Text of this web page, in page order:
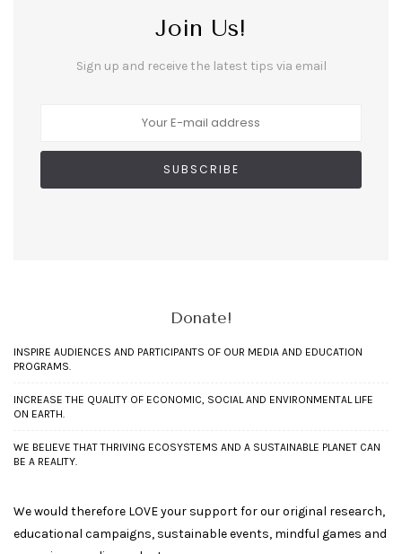
Join Us!
Sign up and receive the latest tips via email
Donate!
INSPIRE AUDIENCES AND PARTICIPANTS OF OUR MEDIA AND EDUCATION
PROGRAMS.
INCREASE THE QUALITY OF ECONOMIC, SOCIAL AND ENVIRONMENTAL LIFE
ON EARTH.
WE BELIEVE THAT THRIVING ECOSYSTEMS AND A SUSTAINABLE PLANET CAN
BE A REALITY.
We would therefore LOVE your support for our original research,
educational campaigns, sustainable events, mindful games and